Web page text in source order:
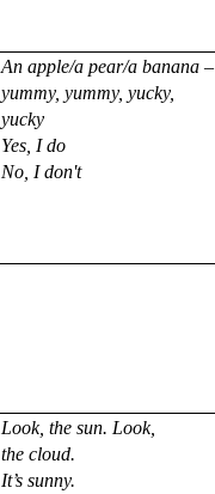
An apple/a pear/a banana –
yummy, yummy, yucky,
yucky
Yes, I do
No, I don't
Look, the sun. Look,
the cloud.
It’s sunny.